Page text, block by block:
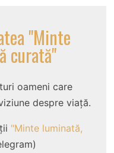
"Minte
curată"
oameni care
despre viață.
"Minte luminată,